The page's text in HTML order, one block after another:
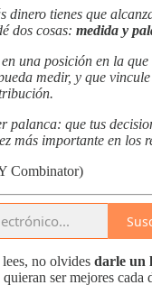
dinero tienes que
dos cosas: medida y
una posición en la que
medir, y que vincule
palanca: que tus
más importante en los
Combinator)
no olvides darle un
ser mejores cada